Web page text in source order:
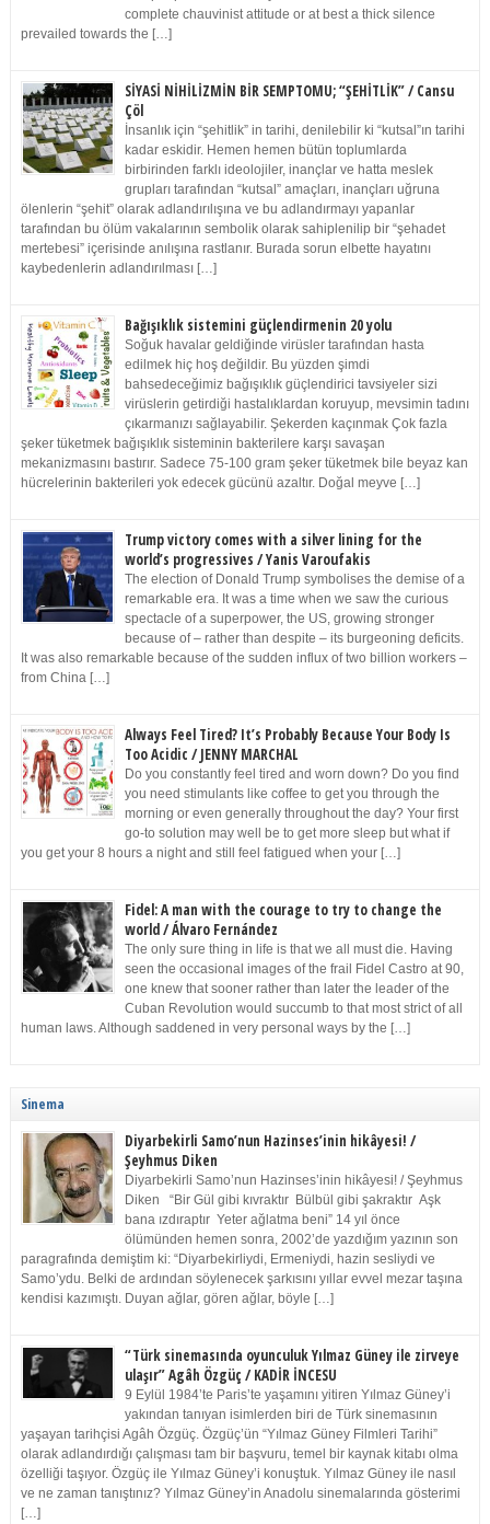
complete chauvinist attitude or at best a thick silence
prevailed towards the […]
SİYASİ NİHİLİZMİN BİR SEMPTOMU; “ŞEHİTLİK” / Cansu
Çöl
İnsanlık için “şehitlik” in tarihi, denilebilir ki “kutsal”ın tarihi
kadar eskidir. Hemen hemen bütün toplumlarda
birbirinden farklı ideolojiler, inançlar ve hatta meslek
grupları tarafından “kutsal” amaçları, inançları uğruna
ölenlerin “şehit” olarak adlandırılışına ve bu adlandırmayı yapanlar
tarafından bu ölüm vakalarının sembolik olarak sahiplenilip bir “şehadet
mertebesi” içerisinde anılışına rastlanır. Burada sorun elbette hayatını
kaybedenlerin adlandırılması […]
Bağışıklık sistemini güçlendirmenin 20 yolu
Soğuk havalar geldiğinde virüsler tarafından hasta
edilmek hiç hoş değildir. Bu yüzden şimdi
bahsedeceğimiz bağışıklık güçlendirici tavsiyeler sizi
virüslerin getirdiği hastalıklardan koruyup, mevsimin tadını
çıkarmanızı sağlayabilir. Şekerden kaçınmak Çok fazla
şeker tüketmek bağışıklık sisteminin bakterilere karşı savaşan
mekanizmasını bastırır. Sadece 75-100 gram şeker tüketmek bile beyaz kan
hücrelerinin bakterileri yok edecek gücünü azaltır. Doğal meyve […]
Trump victory comes with a silver lining for the
world’s progressives / Yanis Varoufakis
The election of Donald Trump symbolises the demise of a
remarkable era. It was a time when we saw the curious
spectacle of a superpower, the US, growing stronger
because of – rather than despite – its burgeoning deficits.
It was also remarkable because of the sudden influx of two billion workers –
from China […]
Always Feel Tired? It’s Probably Because Your Body Is
Too Acidic / JENNY MARCHAL
Do you constantly feel tired and worn down? Do you find
you need stimulants like coffee to get you through the
morning or even generally throughout the day? Your first
go-to solution may well be to get more sleep but what if
you get your 8 hours a night and still feel fatigued when your […]
Fidel: A man with the courage to try to change the
world / Álvaro Fernández
The only sure thing in life is that we all must die. Having
seen the occasional images of the frail Fidel Castro at 90,
one knew that sooner rather than later the leader of the
Cuban Revolution would succumb to that most strict of all
human laws. Although saddened in very personal ways by the […]
Sinema
Diyarbekirli Samo’nun Hazinses’inin hikâyesi! /
Şeyhmus Diken
Diyarbekirli Samo’nun Hazinses’inin hikâyesi! / Şeyhmus
Diken “Bir Gül gibi kıvraktır Bülbül gibi şakraktır Aşk
bana ızdıraptır Yeter ağlatma beni” 14 yıl önce
ölümünden hemen sonra, 2002’de yazdığım yazının son
paragrafında demiştim ki: “Diyarbekirliydi, Ermeniydi, hazin sesliydi ve
Samo’ydu. Belki de ardından söylenecek şarkısını yıllar evvel mezar taşına
kendisi kazımıştı. Duyan ağlar, gören ağlar, böyle […]
“Türk sinemasında oyunculuk Yılmaz Güney ile zirveye
ulaşır” Agâh Özgüç / KADİR İNCESU
9 Eylül 1984’te Paris’te yaşamını yitiren Yılmaz Güney’i
yakından tanıyan isimlerden biri de Türk sinemasının
yaşayan tarihçisi Agâh Özgüç. Özgüç’ün “Yılmaz Güney Filmleri Tarihi”
olarak adlandırdığı çalışması tam bir başvuru, temel bir kaynak kitabı olma
özelliği taşıyor. Özgüç ile Yılmaz Güney’i konuştuk. Yılmaz Güney ile nasıl
ve ne zaman tanıştınız? Yılmaz Güney’in Anadolu sinemalarında gösterimi
[…]